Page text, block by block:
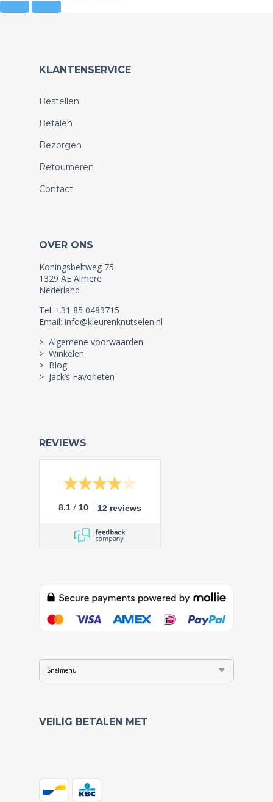
KLANTENSERVICE
Bestellen
Betalen
Bezorgen
Retourneren
Contact
OVER ONS
Koningsbeltweg 75
1329 AE Almere
Nederland
Tel: +31 85 0483715
Email: info@kleurenknutselen.nl
> Algemene voorwaarden
> Winkelen
> Blog
> Jack’s Favorieten
REVIEWS
8.1 / 10 12 reviews
VEILIG BETALEN MET